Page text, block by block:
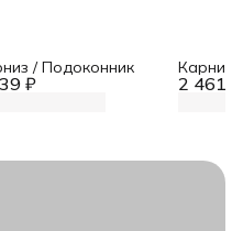
₽
/ Подоконник
2 461 ₽
Карниз